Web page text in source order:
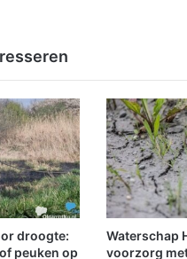
droogte:
peuken op
Waterschap
voorzorg